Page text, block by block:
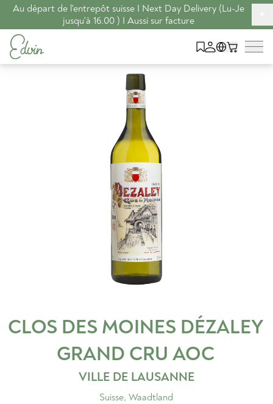
Au départ de l'entrepôt suisse I Next Day Delivery (Lu-Je
jusqu'à 16.00 ) I Aussi sur facture
CLOS DES MOINES DÉZALEY
GRAND CRU AOC
VILLE DE LAUSANNE
Suisse, Waadtland